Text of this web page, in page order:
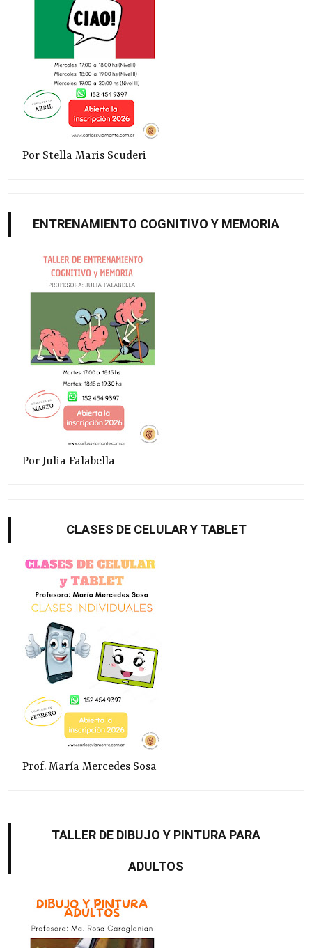
Por Stella Maris Scuderi
ENTRENAMIENTO COGNITIVO Y MEMORIA
Por Julia Falabella
CLASES DE CELULAR Y TABLET
Prof. María Mercedes Sosa
TALLER DE DIBUJO Y PINTURA PARA
ADULTOS